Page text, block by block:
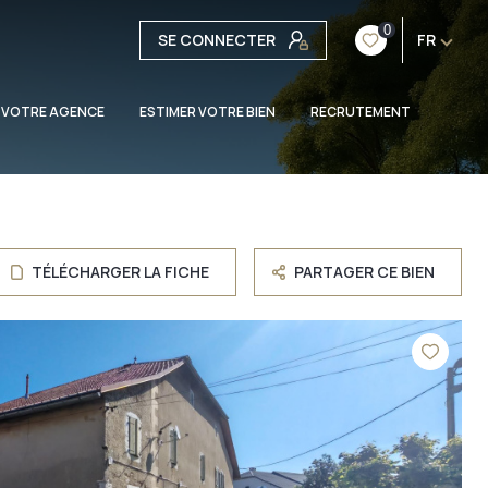
SE CONNECTER 0 FR
AGENCE ESTIMER VOTRE BIEN RECRUTEMENT
TÉLÉCHARGER LA FICHE PARTAGER CE BIEN